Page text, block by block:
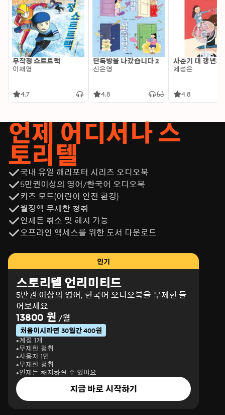
무작정 쇼트트랙
이재영
4.7
단톡방을 나갔습니다 2
신은영
4.8
사춘기 대 갱년기
제성은
4.8
언제 어디서나 스
토리텔
국내 유일 해리포터 시리즈 오디오북
5만권이상의 영어/한국어 오디오북
키즈 모드(어린이 안전 환경)
월정액 무제한 청취
언제든 취소 및 해지 가능
오프라인 액세스를 위한 도서 다운로드
인기
스토리텔 언리미티드
5만권 이상의 영어, 한국어 오디오북을 무제한 들
어보세요
13800 원 /월
처음이시라면 30일간 400원
계정 1개
무제한 청취
사용자 1인
무제한 청취
언제든 해지하실 수 있어요
지금 바로 시작하기